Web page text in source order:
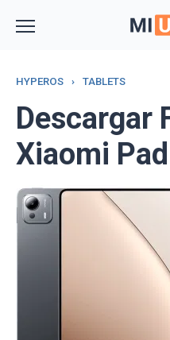
HYPEROS › TABLETS
Descargar
Xiaomi